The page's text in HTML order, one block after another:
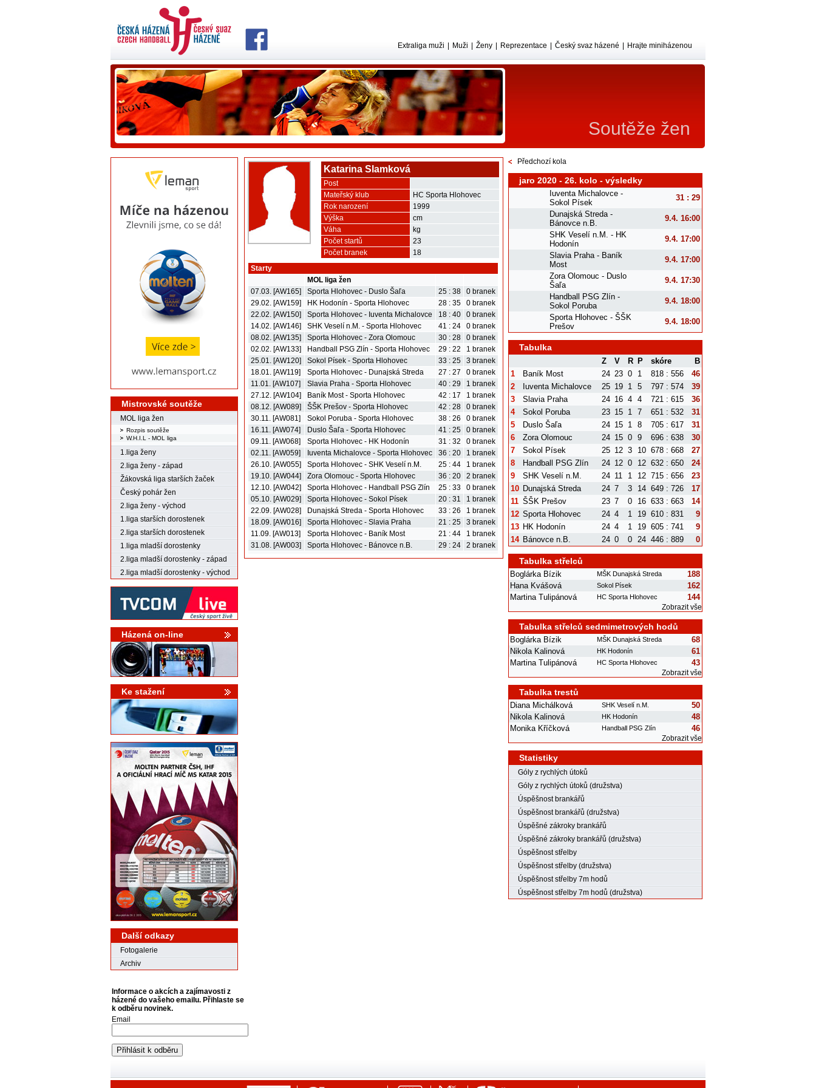
Soutěže žen
Extraliga muži Muži Ženy Reprezentace Český svaz házené Hrajte miniházenou
Mistrovské soutěže
MOL liga žen
Rozpis soutěže
W.H.I.L - MOL liga
1.liga ženy
2.liga ženy - západ
Žákovská liga starších žaček
Český pohár žen
2.liga ženy - východ
1.liga starších dorostenek
2.liga starších dorostenek
1.liga mladší dorostenky
2.liga mladší dorostenky - západ
2.liga mladší dorostenky - východ
Házená on-line
Ke stažení
Další odkazy
Fotogalerie
Archiv
Informace o akcích a zajímavosti z
házené do vašeho emailu. Přihlaste se
k odběru novinek.
Email
Katarina Slamková
Post
Mateřský klub
HC Sporta Hlohovec
Rok narození
1999
Výška
cm
Váha
kg
Počet startů
23
Počet branek
18
Starty
MOL liga žen
07.03. [AW165]
Sporta Hlohovec - Duslo Šaľa 25 : 38
0 branek
29.02. [AW159]
HK Hodonín - Sporta Hlohovec 28 : 35
0 branek
22.02. [AW150]
Sporta Hlohovec - Iuventa Michalovce 18 : 40
0 branek
14.02. [AW146]
SHK Veselí n.M. - Sporta Hlohovec 41 : 24
0 branek
08.02. [AW135]
Sporta Hlohovec - Zora Olomouc 30 : 28
0 branek
02.02. [AW133]
Handball PSG Zlín - Sporta Hlohovec 29 : 22
1 branek
25.01. [AW120]
Sokol Písek - Sporta Hlohovec 33 : 25
3 branek
18.01. [AW119]
Sporta Hlohovec - Dunajská Streda 27 : 27
0 branek
11.01. [AW107]
Slavia Praha - Sporta Hlohovec 40 : 29
1 branek
27.12. [AW104]
Baník Most - Sporta Hlohovec 42 : 17
1 branek
08.12. [AW089]
ŠŠK Prešov - Sporta Hlohovec 42 : 28
0 branek
30.11. [AW081]
Sokol Poruba - Sporta Hlohovec 38 : 26
0 branek
16.11. [AW074]
Duslo Šaľa - Sporta Hlohovec 41 : 25
0 branek
09.11. [AW068]
Sporta Hlohovec - HK Hodonín 31 : 32
0 branek
02.11. [AW059]
Iuventa Michalovce - Sporta Hlohovec 36 : 20
1 branek
26.10. [AW055]
Sporta Hlohovec - SHK Veselí n.M. 25 : 44
1 branek
19.10. [AW044]
Zora Olomouc - Sporta Hlohovec 36 : 20
2 branek
12.10. [AW042]
Sporta Hlohovec - Handball PSG Zlín 25 : 33
0 branek
05.10. [AW029]
Sporta Hlohovec - Sokol Písek 20 : 31
1 branek
22.09. [AW028]
Dunajská Streda - Sporta Hlohovec 33 : 26
1 branek
18.09. [AW016]
Sporta Hlohovec - Slavia Praha 21 : 25
3 branek
11.09. [AW013]
Sporta Hlohovec - Baník Most 21 : 44
1 branek
31.08. [AW003]
Sporta Hlohovec - Bánovce n.B. 29 : 24 2 branek
Předchozí kola
jaro 2020 - 26. kolo - výsledky
Iuventa Michalovce -
Sokol Písek
31 : 29
Dunajská Streda -
Bánovce n.B.
9.4. 16:00
SHK Veselí n.M. - HK
Hodonín
9.4. 17:00
Slavia Praha - Baník
Most
9.4. 17:00
Zora Olomouc - Duslo
Šaľa
9.4. 17:30
Handball PSG Zlín -
Sokol Poruba
9.4. 18:00
Sporta Hlohovec - ŠŠK
Prešov
9.4. 18:00
Tabulka
Z V R P skóre
B
1
Baník Most 24 23 0 1 818 : 556
46
2
Iuventa Michalovce 25 19 1 5 797 : 574
39
3
Slavia Praha 24 16 4 4 721 : 615
36
4
Sokol Poruba 23 15 1 7 651 : 532
31
5
Duslo Šaľa 24 15 1 8 705 : 617
31
6
Zora Olomouc 24 15 0 9 696 : 638
30
7
Sokol Písek 25 12 3 10 678 : 668
27
8
Handball PSG Zlín 24 12 0 12 632 : 650
24
9
SHK Veselí n.M. 24 11 1 12 715 : 656
23
10 Dunajská Streda 24 7 3 14 649 : 726
17
11 ŠŠK Prešov 23 7 0 16 633 : 663
14
12 Sporta Hlohovec 24 4 1 19 610 : 831
9
13 HK Hodonín 24 4 1 19 605 : 741
9
14 Bánovce n.B. 24 0 0 24 446 : 889 0
Tabulka střelců
Boglárka Bízik MŠK Dunajská Streda
188
Hana Kvášová
Sokol Písek
162
Martina Tulipánová
HC Sporta Hlohovec 144
Zobrazit vše
Tabulka střelců sedmimetrových hodů
Boglárka Bízik MŠK Dunajská Streda
68
Nikola Kalinová
HK Hodonín
61
Martina Tulipánová
HC Sporta Hlohovec 43
Zobrazit vše
Tabulka trestů
Diana Michálková SHK Veselí n.M.
50
Nikola Kalinová
HK Hodonín
48
Monika Kříčková
Handball PSG Zlín 46
Zobrazit vše
Statistiky
Góly z rychlých útoků
Góly z rychlých útoků (družstva)
Úspěšnost brankářů
Úspěšnost brankářů (družstva)
Úspěšné zákroky brankářů
Úspěšné zákroky brankářů (družstva)
Úspěšnost střelby
Úspěšnost střelby (družstva)
Úspěšnost střelby 7m hodů
Úspěšnost střelby 7m hodů (družstva)